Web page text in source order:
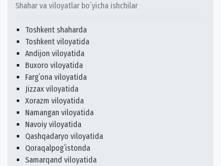
Shahar va viloyatlar bo`yicha ishchilar
Toshkent shaharda
Toshkent viloyatida
Andijon viloyatida
Buxoro viloyatida
Fargʻona viloyatida
Jizzax viloyatida
Xorazm viloyatida
Namangan viloyatida
Navoiy viloyatida
Qashqadaryo viloyatida
Qoraqalpogʻistonda
Samarqand viloyatida